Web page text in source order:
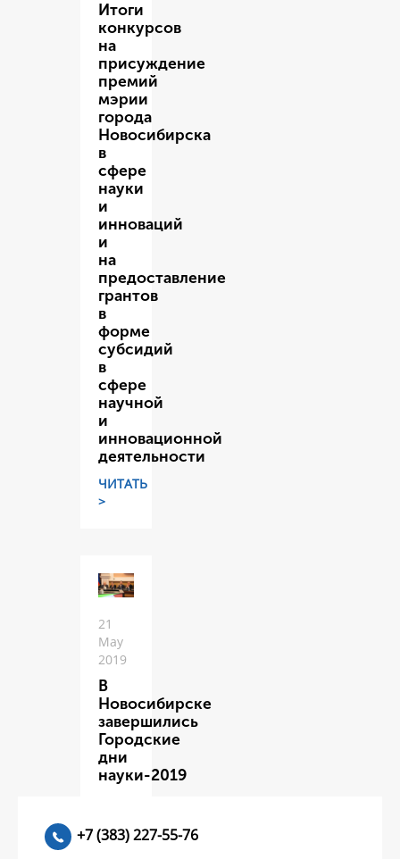
Итоги
конкурсов
на
присуждение
премий
мэрии
города
Новосибирска
в
сфере
науки
и
инноваций
и
на
предоставление
грантов
в
форме
субсидий
в
сфере
научной
и
инновационной
деятельности
ЧИТАТЬ
>
21
May
2019
В
Новосибирске
завершились
Городские
дни
науки-2019
+7 (383) 227-55-76